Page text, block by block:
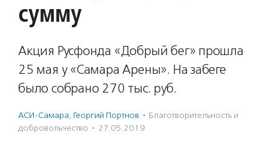
сумму
Акция Русфонда «Добрый бег» прошла
25 мая у «Самара Арены». На забеге
было собрано 270 тыс. руб.
АСИ-Самара, Георгий Портнов · Благотвори­тель­ность и
доброволь­чест­во · 27.05.2019